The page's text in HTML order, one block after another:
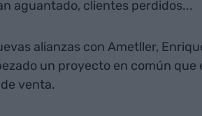
aguantado, clientes perdidos...
alianzas con Ametller,
un proyecto en común que
venta.